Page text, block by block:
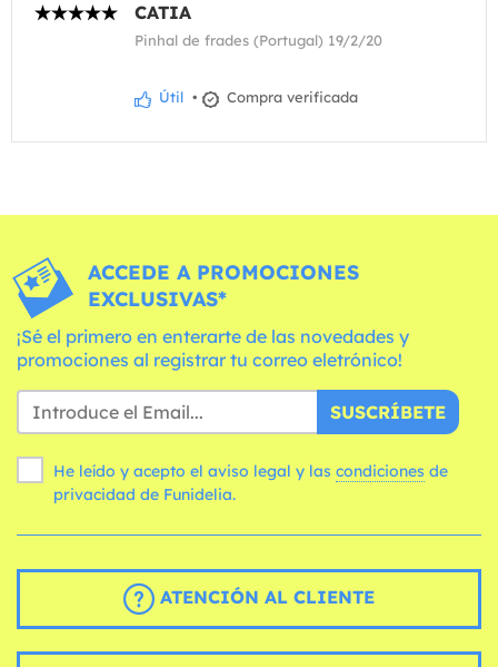
CATIA
Pinhal de frades (Portugal) 19/2/20
Útil • Compra verificada
ACCEDE A PROMOCIONES
EXCLUSIVAS*
¡Sé el primero en enterarte de las novedades y
promociones al registrar tu correo eletrónico!
SUSCRÍBETE
He leído y acepto el aviso legal y las condiciones
privacidad de Funidelia.
ATENCIÓN AL CLIENTE